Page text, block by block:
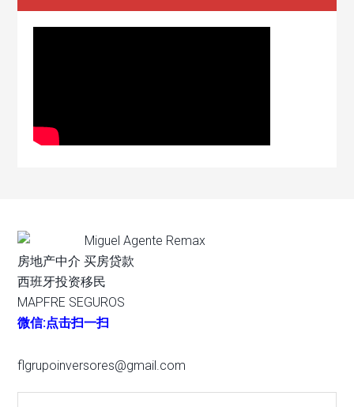
Miguel Agente Remax
房地产中介 买房贷款
西班牙投资移民
MAPFRE SEGUROS
微信:点击扫一扫
flgrupoinversores@gmail.com